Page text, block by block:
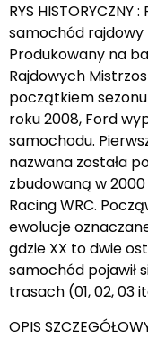
RYS
samochód rajdowy
Produkowany na
Rajdowych
początkiem sezonu
roku 2008, Ford
samochodu.
nazwana została
zbudowaną w
Racing WRC.
ewolucje
gdzie XX to dwie
samochód pojawił
trasach (01, 02, 03
OPIS